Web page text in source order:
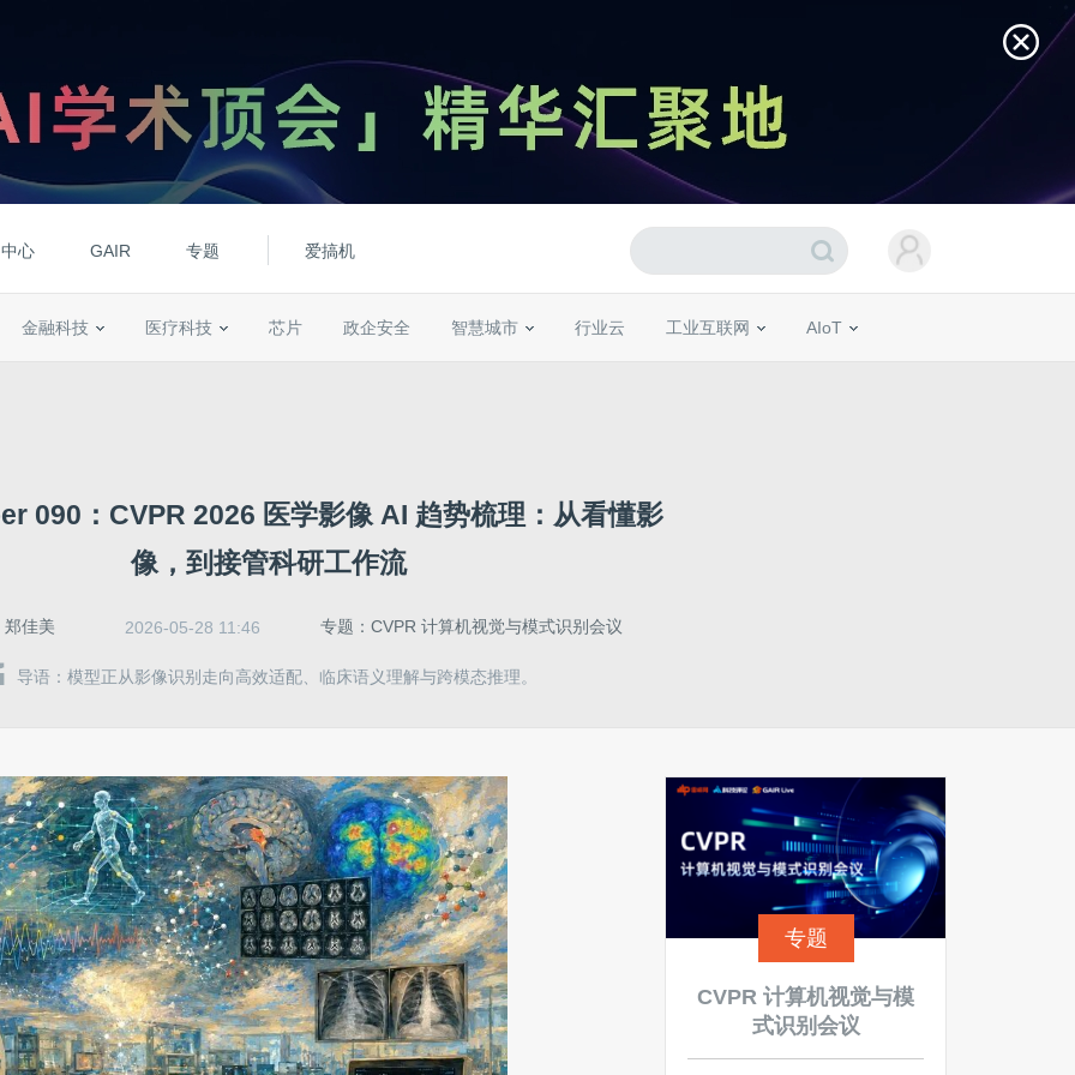
心 GAIR 专题 爱搞机
金融科技 医疗科技 芯片 政企安全 智慧城市 行业云 工业互联网 AIoT
090：CVPR 2026 医学影像 AI 趋势梳理：从看懂影
像，到接管科研工作流
郑佳美 2026-05-28 11:46 专题：CVPR 计算机视觉与模式识别会议
导语：模型正从影像识别走向高效适配、临床语义理解与跨模态推理。
专题
CVPR 计算机视觉与模
式识别会议